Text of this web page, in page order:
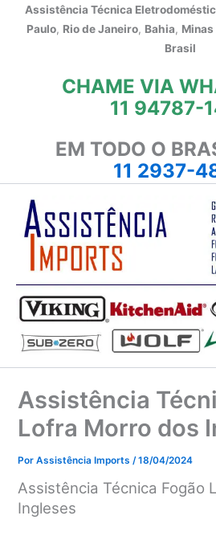
Assistência Técnica
Paulo, Rio de Janeiro, Bahia, Minas
Brasil
CHAME VIA
11 94787-
EM TODO O
11 2937-
Assistência
Lofra Morro dos
PorAssistência Imports/18/04/2024
Assistência Técnica Fogão
Ingleses